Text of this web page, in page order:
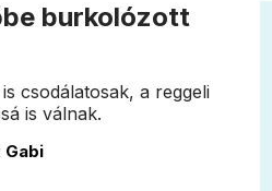
burkolózott
csodálatosak, a reggeli
is válnak.
Gabi